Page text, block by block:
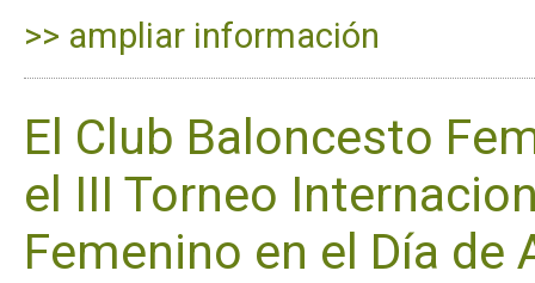
>> ampliar información
El Club Baloncesto
el III Torneo
Femenino en el Día de